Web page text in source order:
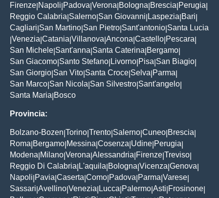
Firenze Napoli Padova Verona Bologna Brescia Perugia
Reggio Calabria Salerno San Giovanni Laspezia Bari
Cagliari San Martino San Pietro Sant'antonio Santa Lucia
Venezia Catania Villanova Ancona Castello Pescara
San Michele Sant'anna Santa Caterina Bergamo
San Giacomo Santo Stefano Livorno Pisa San Biagio
San Giorgio San Vito Santa Croce Selva Parma
San Marco San Nicola San Silvestro Sant'angelo
Santa Maria Bosco
Provincia:
Bolzano-Bozen Torino Trento Salerno Cuneo Brescia
Roma Bergamo Messina Cosenza Udine Perugia
Modena Milano Verona Alessandria Firenze Treviso
Reggio Di Calabria L'aquila Bologna Vicenza Genova
Napoli Pavia Caserta Como Padova Parma Varese
Sassari Avellino Venezia Lucca Palermo Asti Frosinone